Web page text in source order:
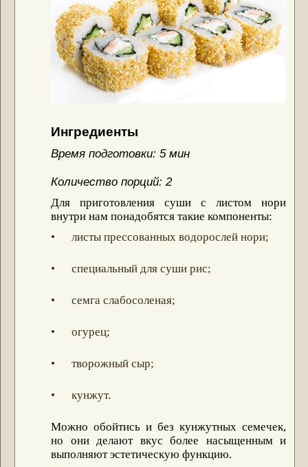
Ингредиенты
Время подготовки: 5 мин
Количество порций: 2
Для приготовления суши с листом нори
внутри нам понадобятся такие компоненты:
• листы прессованных водорослей нори;
• специальный для суши рис;
• семга слабосоленая;
• огурец;
• творожный сыр;
• кунжут.
Можно обойтись и без кунжутных семечек,
но они делают вкус более насыщенным и
выполняют эстетическую функцию.